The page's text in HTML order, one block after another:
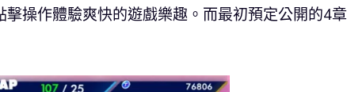
操作體驗爽快的遊戲樂趣。而最初預定公開的4